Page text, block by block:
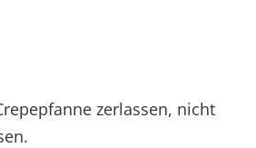
zerlassen, nicht